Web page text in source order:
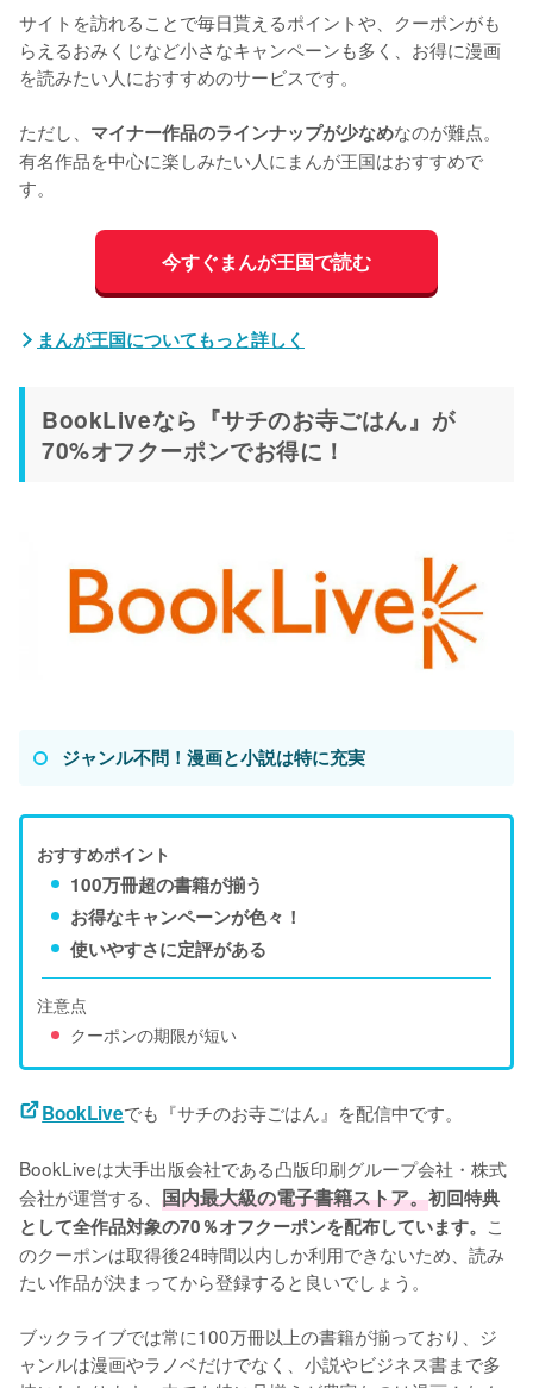
サイトを訪れることで毎日貰えるポイントや、クーポンがも
らえるおみくじなど小さなキャンペーンも多く、お得に漫画
を読みたい人におすすめのサービスです。
ただし、 マイナー作品のラインナップが少なめなのが難点。
有名作品を中心に楽しみたい人にまんが王国はおすすめで
す。
今すぐまんが王国で読む
まんが王国についてもっと詳しく
BookLiveなら『サチのお寺ごはん』が
70%オフクーポンでお得に！
ジャンル不問！漫画と小説は特に充実
おすすめポイント
100万冊超の書籍が揃う
お得なキャンペーンが色々！
使いやすさに定評がある
注意点
クーポンの期限が短い
BookLiveでも『サチのお寺ごはん』を配信中です。
BookLiveは大手出版会社である凸版印刷グループ会社・株式
会社が運営する、 国内最大級の電子書籍ストア。初回特典
として全作品対象の70％オフクーポンを配布しています。 こ
のクーポンは取得後24時間以内しか利用できないため、読み
たい作品が決まってから登録すると良いでしょう。
ブックライブでは常に100万冊以上の書籍が揃っており、ジ
ャンルは漫画やラノベだけでなく、小説やビジネス書まで多